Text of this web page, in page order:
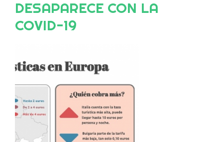
DESAPARECE CON LA
COVID-19